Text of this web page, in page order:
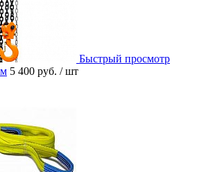
Быстрый просмотр
5 400 руб. / шт